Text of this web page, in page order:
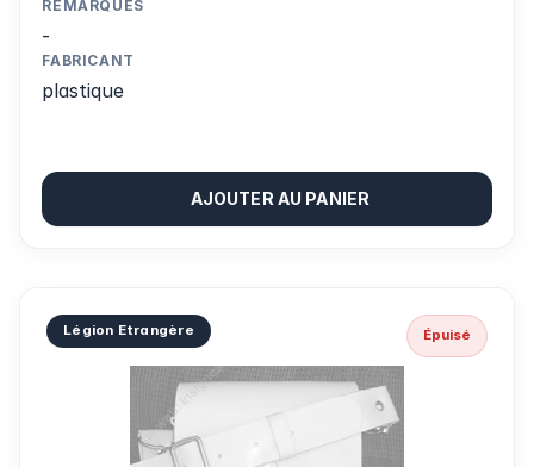
REMARQUES
-
FABRICANT
plastique
AJOUTER AU PANIER
Légion Etrangère Épuisé